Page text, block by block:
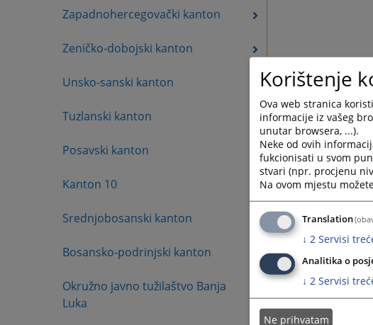
Zapadnohercegovački kanton
Zeničko-dobojski kanton
Unsko-sanski kanton
Tuzlanski kanton
Posavski kanton
Kanton 10
Srednjobosanski kanton
Bosansko-podrinjski kanton
Okružno javno tužilaštvo Banja
Luka
Korištenje
Ova web stranica
informacije iz vašeg
unutar browsera, ...).
Neke od ovih
fukcionisati u svom
stvari (npr. procjenu
Na ovom mjestu
Translation
↓ 2 Servisi
Analitika o
↓ 2 Servisi
Ne prihvatam